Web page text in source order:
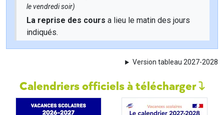
le vendredi soir)
La reprise des cours a lieu le matin des jours
indiqués.
Version tableau 2027-2028
Calendriers officiels à télécharger